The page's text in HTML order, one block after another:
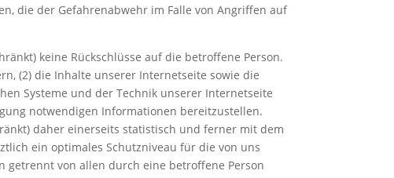
die der Gefahrenabwehr im Falle von Angriffen auf
keine Rückschlüsse auf die betroffene Person.
(2) die Inhalte unserer Internetseite sowie die
Systeme und der Technik unserer Internetseite
notwendigen Informationen bereitzustellen.
daher einerseits statistisch und ferner mit dem
ein optimales Schutzniveau für die von uns
getrennt von allen durch eine betroffene Person